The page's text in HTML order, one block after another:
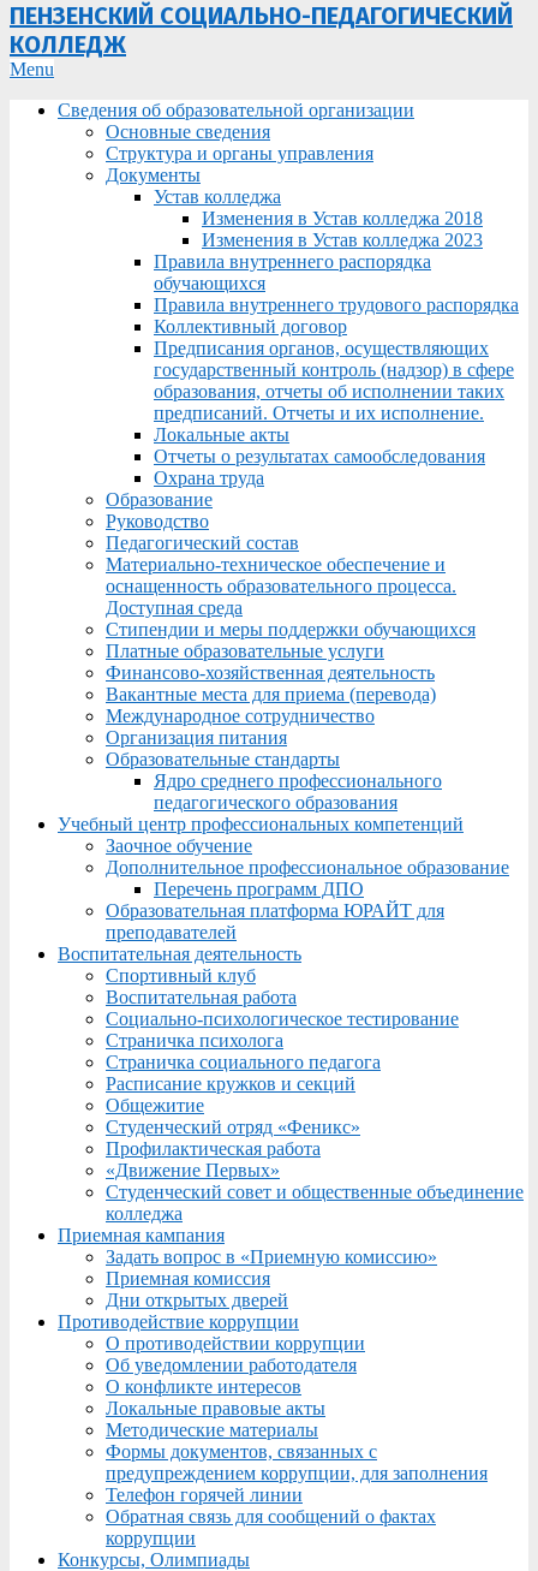
ПЕНЗЕНСКИЙ СОЦИАЛЬНО-ПЕДАГОГИЧЕСКИЙ
КОЛЛЕДЖ
Primary
Menu
Menu
Сведения об образовательной организации
Основные сведения
Структура и органы управления
Документы
Устав колледжа
Изменения в Устав колледжа 2018
Изменения в Устав колледжа 2023
Правила внутреннего распорядка
обучающихся
Правила внутреннего трудового распорядка
Коллективный договор
Предписания органов, осуществляющих
государственный контроль (надзор) в сфере
образования, отчеты об исполнении таких
предписаний. Отчеты и их исполнение.
Локальные акты
Отчеты о результатах самообследования
Охрана труда
Образование
Руководство
Педагогический состав
Материально-техническое обеспечение и
оснащенность образовательного процесса.
Доступная среда
Стипендии и меры поддержки обучающихся
Платные образовательные услуги
Финансово-хозяйственная деятельность
Вакантные места для приема (перевода)
Международное сотрудничество
Организация питания
Образовательные стандарты
Ядро среднего профессионального
педагогического образования
Учебный центр профессиональных компетенций
Заочное обучение
Дополнительное профессиональное образование
Перечень программ ДПО
Образовательная платформа ЮРАЙТ для
преподавателей
Воспитательная деятельность
Спортивный клуб
Воспитательная работа
Социально-психологическое тестирование
Страничка психолога
Страничка социального педагога
Расписание кружков и секций
Общежитие
Студенческий отряд «Феникс»
Профилактическая работа
«Движение Первых»
Студенческий совет и общественные объединение
колледжа
Приемная кампания
Задать вопрос в «Приемную комиссию»
Приемная комиссия
Дни открытых дверей
Противодействие коррупции
О противодействии коррупции
Об уведомлении работодателя
О конфликте интересов
Локальные правовые акты
Методические материалы
Формы документов, связанных с
предупреждением коррупции, для заполнения
Телефон горячей линии
Обратная связь для сообщений о фактах
коррупции
Конкурсы, Олимпиады